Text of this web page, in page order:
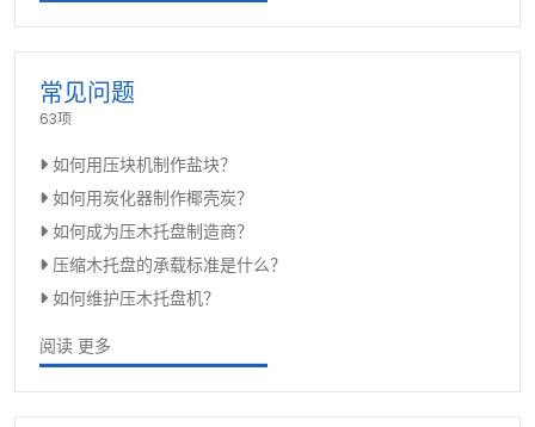
常见问题
63项
如何用压块机制作盐块？
如何用炭化器制作椰壳炭？
如何成为压木托盘制造商？
压缩木托盘的承载标准是什么？
如何维护压木托盘机？
阅读 更多